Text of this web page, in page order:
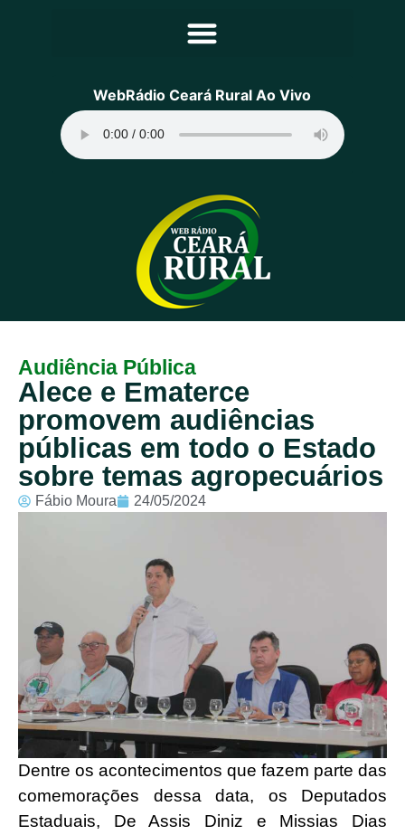
Principal
Programação
Equipe
Contato
Sobre
WebRádio Ceará Rural Ao Vivo
Audiência Pública
Alece e Ematerce
promovem audiências
públicas em todo o Estado
sobre temas agropecuários
Fábio Moura 24/05/2024
Dentre os acontecimentos que fazem parte das
comemorações dessa data, os Deputados
Estaduais, De Assis Diniz e Missias Dias